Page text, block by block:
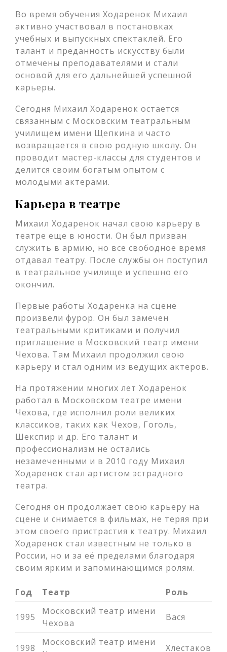
Во время обучения Ходаренок Михаил
активно участвовал в постановках
учебных и выпускных спектаклей. Его
талант и преданность искусству были
отмечены преподавателями и стали
основой для его дальнейшей успешной
карьеры.
Сегодня Михаил Ходаренок остается
связанным с Московским театральным
училищем имени Щепкина и часто
возвращается в свою родную школу. Он
проводит мастер-классы для студентов и
делится своим богатым опытом с
молодыми актерами.
Карьера в театре
Михаил Ходаренок начал свою карьеру в
театре еще в юности. Он был призван
служить в армию, но все свободное время
отдавал театру. После службы он поступил
в театральное училище и успешно его
окончил.
Первые работы Ходаренка на сцене
произвели фурор. Он был замечен
театральными критиками и получил
приглашение в Московский театр имени
Чехова. Там Михаил продолжил свою
карьеру и стал одним из ведущих актеров.
На протяжении многих лет Ходаренок
работал в Московском театре имени
Чехова, где исполнил роли великих
классиков, таких как Чехов, Гоголь,
Шекспир и др. Его талант и
профессионализм не остались
незамеченными и в 2010 году Михаил
Ходаренок стал артистом эстрадного
театра.
Сегодня он продолжает свою карьеру на
сцене и снимается в фильмах, не теряя при
этом своего пристрастия к театру. Михаил
Ходаренок стал известным не только в
России, но и за её пределами благодаря
своим ярким и запоминающимся ролям.
Год Театр Роль
1995
Московский театр имени
Чехова
Вася
1998
Московский театр имени
Хлестаков